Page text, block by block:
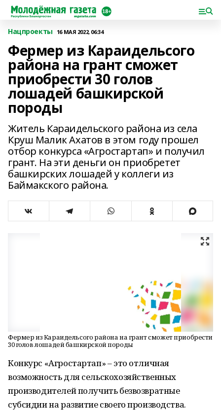
Нацпроекты 16 МАЯ 2022, 06:34
Фермер из Караидельсого
района на грант сможет
приобрести 30 голов
лошадей башкирской
породы
Житель Караидельского района из села
Круш Малик Ахатов в этом году прошел
отбор конкурса «Агростартап» и получил
грант. На эти деньги он приобретет
башкирских лошадей у коллеги из
Баймакского района.
Фермер из Караидельсого района на грант сможет приобрести
30 голов лошадей башкирской породы
Конкурс «Агростартап» – это отличная
возможность для сельскохозяйственных
производителей получить безвозвратные
субсидии на развитие своего производства.